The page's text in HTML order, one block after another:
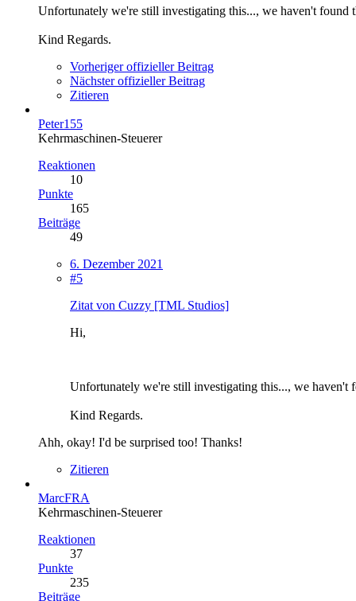
Unfortunately we're still investigating this..., we haven't found
Kind Regards.
Vorheriger offizieller Beitrag
Nächster offizieller Beitrag
Zitieren
Peter155
Kehrmaschinen-Steuerer
Reaktionen
10
Punkte
165
Beiträge
49
6. Dezember 2021
#5
Zitat von Cuzzy [TML Studios]
Hi,
Unfortunately we're still investigating this..., we haven't
Kind Regards.
Ahh, okay! I'd be surprised too! Thanks!
Zitieren
MarcFRA
Kehrmaschinen-Steuerer
Reaktionen
37
Punkte
235
Beiträge